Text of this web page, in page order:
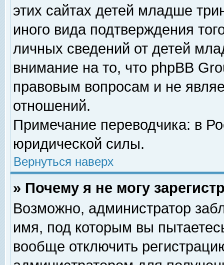
этих сайтах детей младше
иного вида подтверждения
личных сведений от детей
внимание на то, что phpBB
правовым вопросам и не
отношений.
Примечание переводчика: в
юридической силы.
Вернуться наверх
» Почему я не могу
Возможно, администратор
имя, под которым вы
вообще отключить